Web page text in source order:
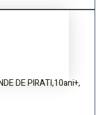
DE PIRATI,10ani+,